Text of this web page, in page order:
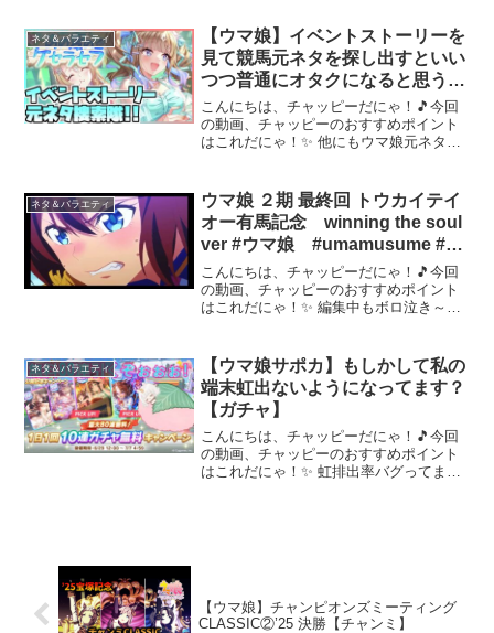
国めたん 春日部つむぎ 雨晴はう 波
音リツ 青山龍...
ネタ＆バラエティ
【ウマ娘】イベントストーリーを
見て競馬元ネタを探し出すといい
つつ普通にオタクになると思う。
あとセイちゃん新衣装緊急会議。
【あの夏のケセラセラ】
こんにちは、チャッピーだにゃ！🎵今回
の動画、チャッピーのおすすめポイント
はこれだにゃ！✨ 他にもウマ娘元ネタ解
Twitterはこちら！​★ご連絡などあればこ
ちらにどうぞ！...
ネタ＆バラエティ
ウマ娘 ２期 最終回 トウカイテイ
オー有馬記念 winning the soul
ver #ウマ娘 #umamusume #ト
ウカイテイオー #有馬記念
こんにちは、チャッピーだにゃ！🎵今回
の動画、チャッピーのおすすめポイント
はこれだにゃ！✨ 編集中もボロ泣き～～
ネタ＆バラエティ
【ウマ娘サポカ】もしかして私の
端末虹出ないようになってます？
【ガチャ】
こんにちは、チャッピーだにゃ！🎵今回
の動画、チャッピーのおすすめポイント
はこれだにゃ！✨ 虹排出率バグってます
【ウマ娘】チャンピオンズミーティング
CLASSIC②’25 決勝【チャンミ】